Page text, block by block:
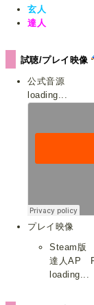
玄人
達人
試聴/プレイ映像
公式音源
loading...
プレイ映像
Steam版
達人AP
loading...